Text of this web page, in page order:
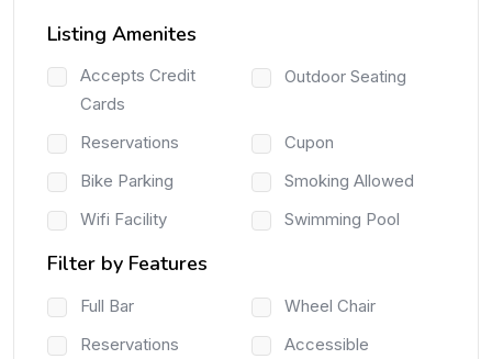
Listing Amenites
Accepts Credit
Cards
Outdoor Seating
Reservations
Cupon
Bike Parking
Smoking Allowed
Wifi Facility
Swimming Pool
Filter by Features
Full Bar
Wheel Chair
Reservations
Accessible